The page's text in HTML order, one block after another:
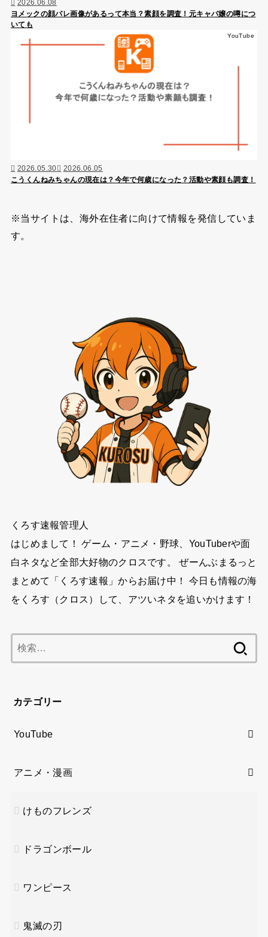
2026.06.08
ヨメックの顔バレ画像があるって本当？素顔を調査！元キャバ嬢の噂につ
いても
YouTube
2026.05.30 2026.06.05
こうくんねみちゃんの現在は？今年で何歳になった？活動や素顔も調査！
※当サイトは、海外在住者に向けて情報を発信していま
す。
くろす速報管理人
はじめまして！ ゲーム・アニメ・野球、YouTuberや面
白ネタなど全部大好物のクロスです。 ぜーんぶまるっと
まとめて「くろす速報」からお届け中！ 今日も情報の海
をくろす（クロス）して、アツいネタを追いかけます！
索:
カテゴリー
YouTube
アニメ・漫画
けものフレンズ
ドラゴンボール
ワンピース
鬼滅の刃